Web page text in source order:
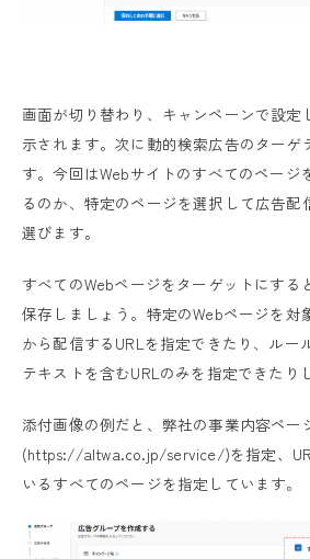
画面が切り替わり、キャンペーンで設定
示されます。次に動的検索広告のターゲ
す。今回はWebサイトのすべてのページ
るのか、特定のページを選択して広告配
選びます。
すべてのWebページをターゲットにする
保存しましょう。特定のWebページを対
から配信するURLを指定できたり、ルー
テキストを含むURLのみを指定できたり
添付画像の例だと、弊社の事業内容ペー
(https://altwa.co.jp/service/)を指定、
いるすべてのページを指定しています。